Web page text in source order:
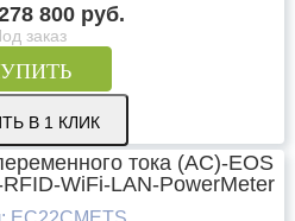
800 руб.
заказ
В 1 КЛИК